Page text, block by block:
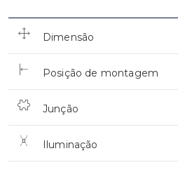
Dimensão
Posição de montagem
Junção
Iluminação